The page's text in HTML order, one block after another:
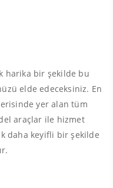
harika bir şekilde bu
elde edeceksiniz. En
yer alan tüm
araçlar ile hizmet
daha keyifli bir şekilde